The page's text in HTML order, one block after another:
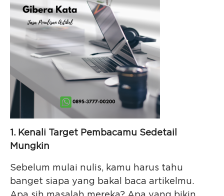
1. Kenali Target Pembacamu Sedetail
Mungkin
Sebelum mulai nulis, kamu harus tahu
banget siapa yang bakal baca artikelmu.